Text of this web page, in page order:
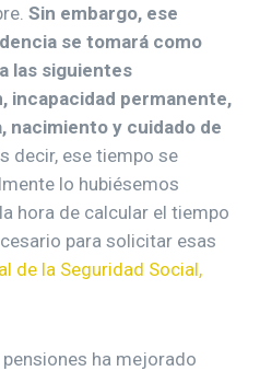
Sin embargo, ese
se tomará como
las siguientes
incapacidad permanente,
nacimiento y cuidado de
decir, ese tiempo se
lo hubiésemos
hora de calcular el tiempo
para solicitar esas
de la Seguridad Social,
ha mejorado